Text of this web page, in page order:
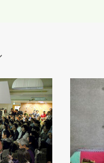
は、本サービス又は利用契約
は、お客様が本サービスを
ものとします。
キャンセ